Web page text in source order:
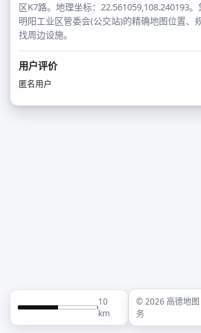
区K7路。地理坐标：22.561059,108.240193
明阳工业区管委会(公交站)的精确地图位置、
找周边设施。
用户评价
匿名用户
10
km
© 2026 高德地图
务